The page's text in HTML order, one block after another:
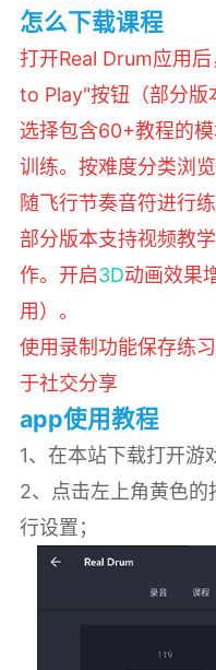
怎么下载课程
打开Real Drum应用
to Play"按钮（部分版
选择包含60+教程的
训练。‌‌按难度分类浏
随飞行节奏音符进行练
部分版本支持视频教
作。‌‌开启3D动画效果
用）。‌‌
使用录制功能保存练
于社交分享
app使用教程
1、在本站下载打开游
2、点击左上角黄色的
行设置；